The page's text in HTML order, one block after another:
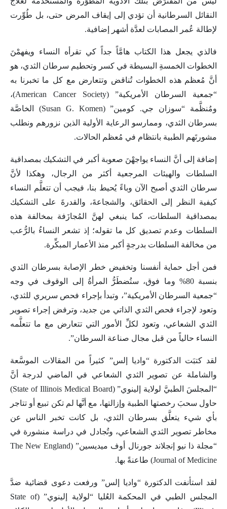
النقائل السرطانية أن تؤدي إلى إيقاف المرض حتى، بل طُوِّرت
لإطالة عُمر المصابات لعدَّة أشهر إضافية.
فالذي يجعل هذا الكتاب هامَّاً جداً كي تقرأه النساء ويفهمْنَ
الخطوات الخمسةِ البسيطة في كسر وتحطيم سرطان الثدي، هو
أنَّ مُعظم هذه الخطوات تُناقض وتتعارض مع كل ما تخبرنا به
“جمعية السرطان الأمريكية” (American Cancer Society)،
ومُنظَّمة “سوزان جي. كومين” (Susan G. Komen) الخاصَّة
بسرطان الثدي، وممارسو الرعاية الأولية الذين نزورهم ونطلب
مشورتَهم الطبية بانتظام في مُعظم الحالات.
إضافة إلى أنَّ النساء يواجهْنَ صعوبة أكبر في التشكيك بمصداقية
السلطات والهيئات المرجعية أكثر من الرجال، وهكذا لأنَّ
سرطان الثدي أصبح الآن وباءً يُحيط بنا، فيجب أن تتعلَّم النساء
كيفية النظر إلى الحقائق، والشجاعةَ، والقدرةَ على التشكيك
بمصداقية السلطات، كما ينبغي لهنَّ المُجازَفة بمخالفة هذه
السلطات وعدم تصديق كل ما تقوله؛ إذ تشعر النساءُ بالرُّعب
من مخالفة السلطات بدرجةٍ أكبر منذ الأعمار المبكِّرة.
فمن أجل حماية أنفسنا وتخفيض خطر الإصابة بسرطان الثدي
بنسبة 80% وما فوق، ستُضطَرُّ المرأةُ إلى الوقوف في وجه
“جمعية السرطان الأمريكية”، وتبدأ بإجراء فحص سريري للثدي،
وتعود لإجراء فحص الثدي الذاتي من جديد، وترفض إجراء تصوير
الثدي الشعاعي، وتعود لكلِّ الأمور التي تتعارض مع ما تتعلَّمه
النساء حالياً من قبل مجال صناعة السرطان”.
لقد كتبَت الدكتورة “واديا إلس” كثيراً من المقالات الموسَّعة
والشاملة عن تصوير الثدي الشعاعي في الماضي لدرجة أنَّ
“المجلسَ الطبيَّ لولاية إلينوي” (State of Illinois Medical Board)
حاول سحبَ رخصتها الطبية وإزالتها، مع أنَّها لم تكن تبيع أو تتاجر
بأي شيء يتعلَّق بسرطان الثدي، بل كانت تخبر الناس عن
مخاطر تصوير الثدي الشعاعي، وتُجادل في دراسة منشورة في
“مجلة ذا نيو إنجلاند جورنال أوف ميديسين” (The New England
Journal of Medicine) طاعنةً بها.
لقد استأنفت الدكتورة “واديا إلس” ورفعت دعوى قضائية ضدَّ
المجلس الطبي في المحكمة العُليا “لولاية إلينوي” (State of